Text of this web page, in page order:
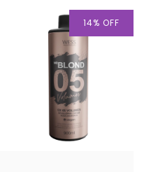
14% OFF